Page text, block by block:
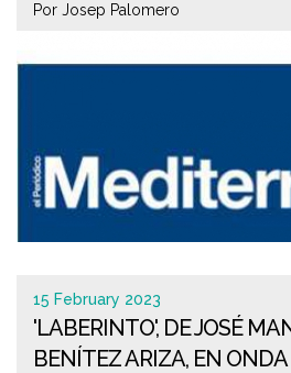
Por Josep Palomero
15 February 2023
'LABERINTO', DE JOSÉ
BENÍTEZ ARIZA, EN ONDA